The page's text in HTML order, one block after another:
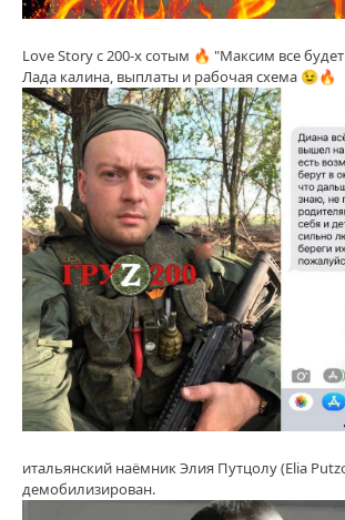
Love Story с 200-х сотым 🔥 "Максим все
Лада калина, выплаты и рабочая схема 😉🔥
итальянский наёмник Элия Путцолу (Elia
демобилизирован.